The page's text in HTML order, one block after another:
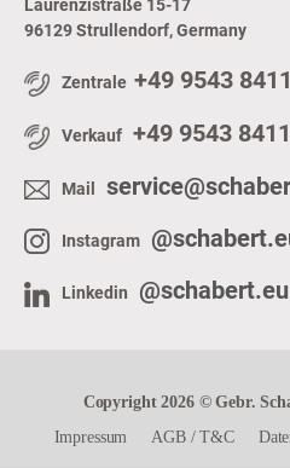
Laurenzistraße 15-17
96129 Strullendorf, Germany
Zentrale +49 9543
Verkauf +49 9543
Mail
Instagram
Linkedin @schabert.eu
Copyright 2026 © Gebr.
Impressum
AGB/T&C